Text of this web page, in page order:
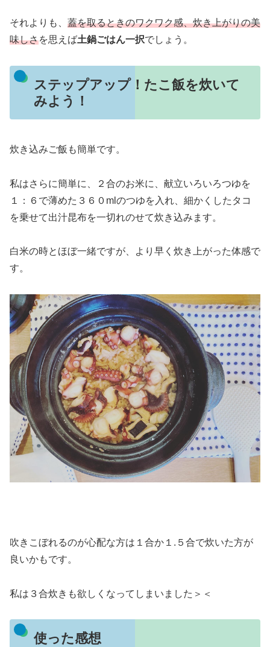
それよりも、 蓋を取るときのワクワク感、炊き上がりの美
味しさを思えば土鍋ごはん一択でしょう。
ステップアップ！たこ飯を炊いて
みよう！
炊き込みご飯も簡単です。
私はさらに簡単に、２合のお米に、献立いろいろつゆを
１：６で薄めた３６０mlのつゆを入れ、細かくしたタコ
を乗せて出汁昆布を一切れのせて炊き込みます。
白米の時とほぼ一緒ですが、より早く炊き上がった体感で
す。
吹きこぼれるのが心配な方は１合か１.５合で炊いた方が
良いかもです。
私は３合炊きも欲しくなってしまいました＞＜
使った感想